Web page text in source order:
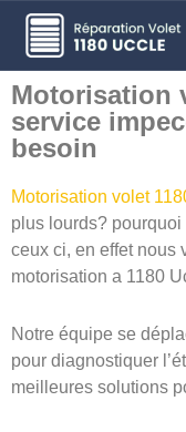
Réparation
Motorisation
service
besoin
Motorisation volet
plus lourds?
ceux ci, en effet nous
motorisation a 1180
Notre équipe se
pour diagnostiquer
meilleures solutions